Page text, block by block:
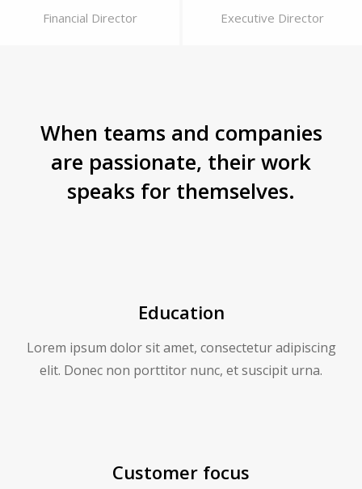
Financial Director Executive Director
When teams and companies
are passionate, their work
speaks for themselves.
Education
Lorem ipsum dolor sit amet, consectetur adipiscing
elit. Donec non porttitor nunc, et suscipit urna.
Customer focus